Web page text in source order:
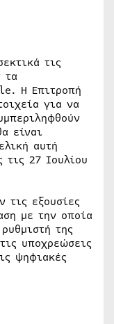
τις
τα
Η Επιτροπή
για να
είναι
αυτή
27 Ιουλίου
τις εξουσίες
με την οποία
της
υποχρεώσεις
ψηφιακές